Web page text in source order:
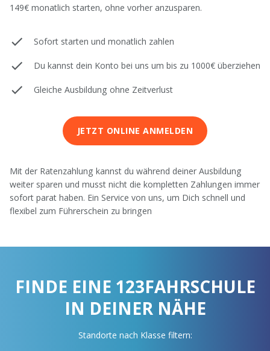
149€ monatlich starten, ohne vorher anzusparen.
Sofort starten und monatlich zahlen
Du kannst dein Konto bei uns um bis zu 1000€ überziehen
Gleiche Ausbildung ohne Zeitverlust
JETZT ONLINE ANMELDEN
Mit der Ratenzahlung kannst du während deiner Ausbildung
weiter sparen und musst nicht die kompletten Zahlungen immer
sofort parat haben. Ein Service von uns, um Dich schnell und
flexibel zum Führerschein zu bringen
FINDE EINE 123FAHRSCHULE
IN DEINER NÄHE
Standorte nach Klasse filtern: